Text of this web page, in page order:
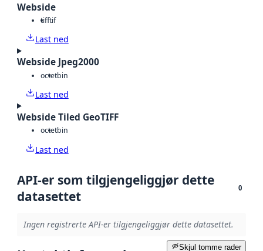
Webside
tifftif
Last ned
Webside Jpeg2000
octetbin
Last ned
Webside Tiled GeoTIFF
octetbin
Last ned
API-er som tilgjengeliggjør dette
datasettet
0
Ingen registrerte API-er tilgjengeliggjør dette datasettet.
Skjul tomme rader